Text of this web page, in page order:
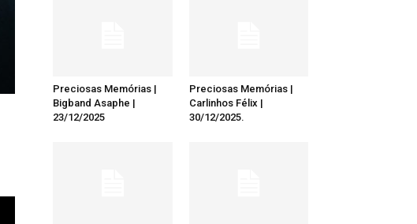
Preciosas Memórias |
Bigband Asaphe |
23/12/2025
Preciosas Memórias |
Carlinhos Félix |
30/12/2025.